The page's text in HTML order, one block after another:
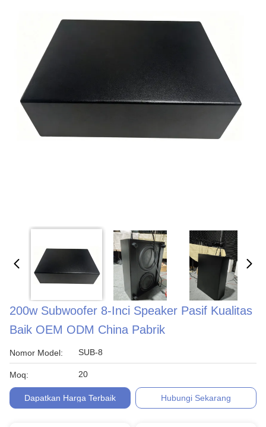
200w Subwoofer 8-Inci Speaker Pasif Kualitas
Baik OEM ODM China Pabrik
Nomor Model: SUB-8
Moq: 20
Dapatkan Harga Terbaik Hubungi Sekarang